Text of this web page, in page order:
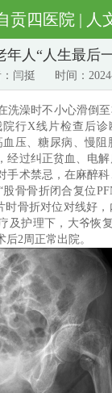
贡四医院 | 人
年人“人生最后
闫挺 时间：
洗澡时不小心滑倒
行X线片检查后
压、糖尿病、慢
经过纠正贫血、电
手术禁忌，在麻醉
骨骨折闭合复位
时骨折对位对线好
及护理下，大爷恢
2周正常出院。